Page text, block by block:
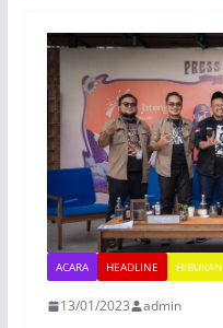
ACARA HEADLINE HIBURAN
13/01/2023 admin